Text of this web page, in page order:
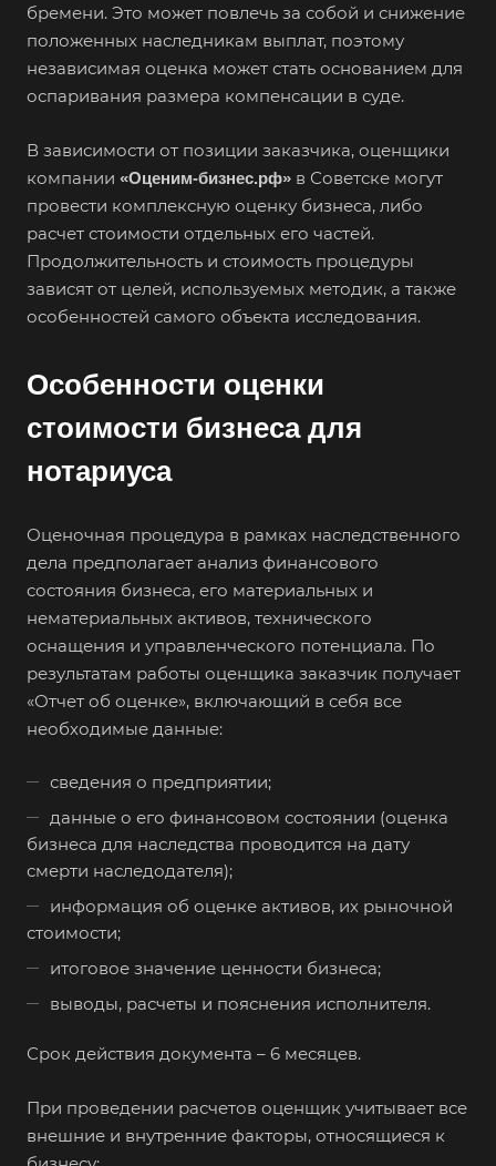
бремени. Это может повлечь за собой и снижение
положенных наследникам выплат, поэтому
независимая оценка может стать основанием для
оспаривания размера компенсации в суде.
В зависимости от позиции заказчика, оценщики
компании «Оценим-бизнес.рф» в Советске могут
провести комплексную оценку бизнеса, либо
расчет стоимости отдельных его частей.
Продолжительность и стоимость процедуры
зависят от целей, используемых методик, а также
особенностей самого объекта исследования.
Особенности оценки
стоимости бизнеса для
нотариуса
Оценочная процедура в рамках наследственного
дела предполагает анализ финансового
состояния бизнеса, его материальных и
нематериальных активов, технического
оснащения и управленческого потенциала. По
результатам работы оценщика заказчик получает
«Отчет об оценке», включающий в себя все
необходимые данные:
сведения о предприятии;
данные о его финансовом состоянии (оценка
бизнеса для наследства проводится на дату
смерти наследодателя);
информация об оценке активов, их рыночной
стоимости;
итоговое значение ценности бизнеса;
выводы, расчеты и пояснения исполнителя.
Срок действия документа – 6 месяцев.
При проведении расчетов оценщик учитывает все
внешние и внутренние факторы, относящиеся к